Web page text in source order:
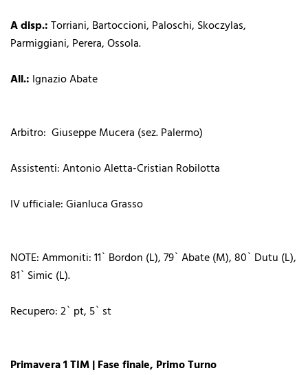
A disp.:Torriani, Bartoccioni, Paloschi, Skoczylas,
Parmiggiani, Perera, Ossola.
All.: Ignazio Abate
Arbitro: Giuseppe Mucera (sez. Palermo)
Assistenti: Antonio Aletta-Cristian Robilotta
IV ufficiale: Gianluca Grasso
NOTE: Ammoniti: 11` Bordon (L), 79` Abate (M), 80` Dutu (L),
81` Simic (L).
Recupero: 2` pt, 5` st
Primavera 1 TIM | Fase finale, Primo Turno